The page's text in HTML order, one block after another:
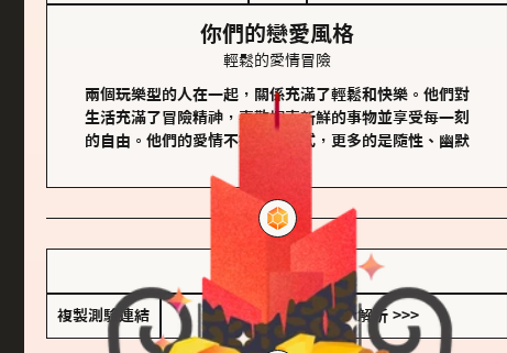
你們的戀愛風格
輕鬆的愛情冒險
兩個玩樂型的人在一起，關係充滿了輕鬆和快樂。他們對
生活充滿了冒險精神，喜歡探索新鮮的事物並享受每一刻
的自由。他們的愛情不拘泥於形式，更多的是隨性、幽默
儲存我的結果圖
複製測驗連結 查看香氛類型全解析 >>>